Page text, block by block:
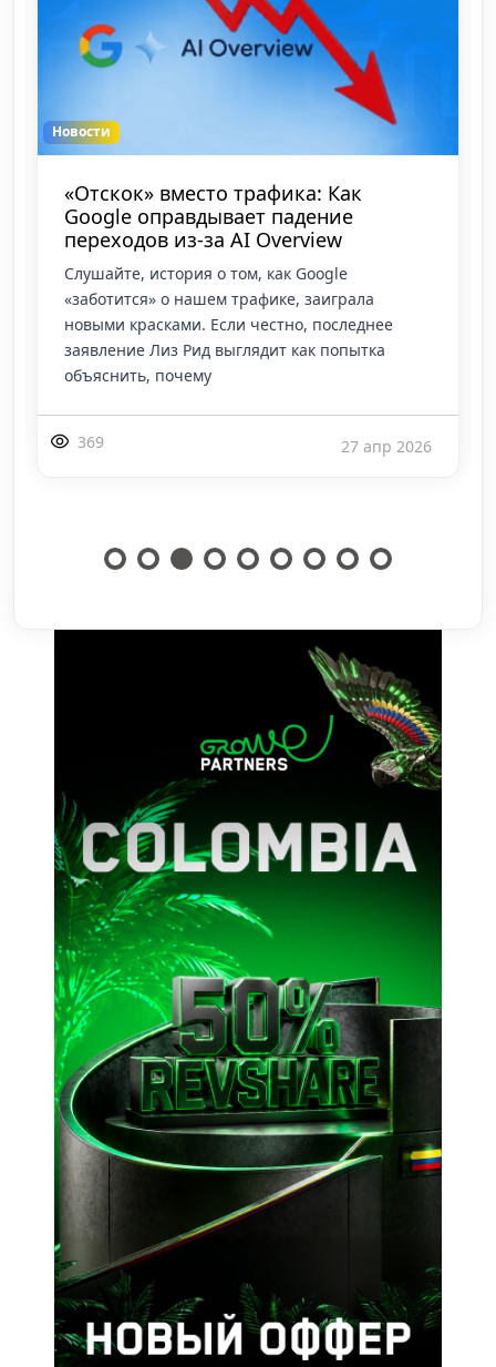
Новости
«Отскок» вместо трафика: Как
Google оправдывает падение
переходов из-за AI Overview
Слушайте, история о том, как Google
«заботится» о нашем трафике, заиграла
новыми красками. Если честно, последнее
заявление Лиз Рид выглядит как попытка
объяснить, почему
369 27 апр 2026